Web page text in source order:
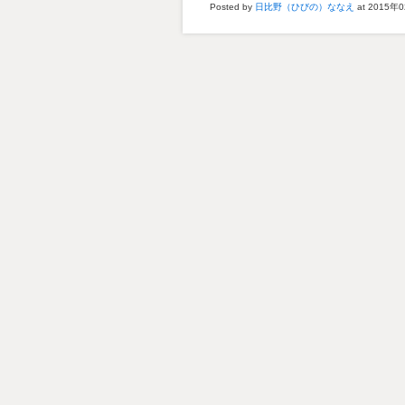
Posted by 日比野（ひびの）ななえ at 2015年